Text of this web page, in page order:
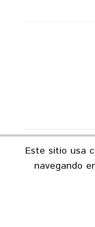
Este sitio usa
navegando